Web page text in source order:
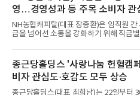
단 18일 만에 누적 판매량 50만 개를 돌파
거두었다.이번 신제품은 개발진이 전국
전문점을 직접 찾아 다니며 최적의 육수
했다. 자극적이지 않으면서도 깊은 닭육
개운한 풍미를 더했으며, 국물이 잘 배어
서도
영…경영성과 등 주목 소비자 관
NH농협캐피탈(대표 장종환)은 임직원 간
급을 넘어선 소통을 강화하기 위해 직급
부터 30일까지 서울 원센티널 NH농협캐
층에서 운영했다고 31일 밝혔다.이번 프
영지원부 홍보팀과 2026년 새로이(e)＊
했으며, ▲팀장·부장(7.27), ▲계장·주임
장·차장(7.29), ▲대리(7.30) 등 직급별로
종근당홀딩스 '사랑나눔 헌혈캠
비자 관심도·호감도 모두 상승
종근당홀딩스(대표 최희남)는 22일부터